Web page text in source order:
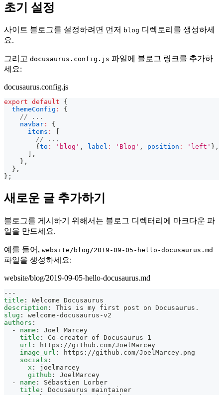
초기 설정
사이트 블로그를 설정하려면 먼저 blog 디렉토리를 생성하세
요.
그리고 docusaurus.config.js 파일에 블로그 링크를 추가하
세요:
docusaurus.config.js
export default
{
themeConfig :
{
// ...
navbar :
{
items :
// ...
{ to : 'blog' , label : 'Blog' , position : 'left' } ,
,
} ,
} ,
} ;
새로운 글 추가하기
블로그를 게시하기 위해서는 블로그 디렉터리에 마크다운 파
일을 만드세요.
예를 들어, website/blog/2019-09-05-hello-docusaurus.md
파일을 생성하세요:
website/blog/2019-09-05-hello-docusaurus.md
---
title :
Welcome Docusaurus
description :
This is my first post on Docusaurus.
slug : welcome -docusaurus -v2
authors :
-
name :
Joel Marcey
title : Co - creator of Docusaurus 1
url : https : //github.com/JoelMarcey
image_url : https : //github.com/JoelMarcey.png
socials :
x :
joelmarcey
github :
JoelMarcey
-
name :
Sébastien Lorber
title :
Docusaurus maintainer